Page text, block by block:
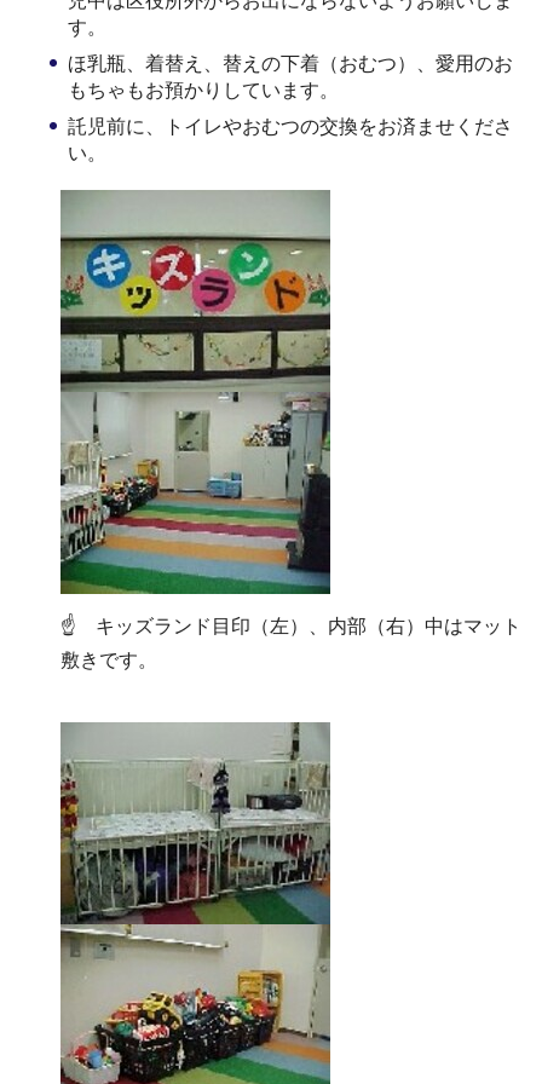
す。
ほ乳瓶、着替え、替えの下着（おむつ）、愛用のお
もちゃもお預かりしています。
託児前に、トイレやおむつの交換をお済ませくださ
い。
☝ キッズランド目印（左）、内部（右）中はマット
敷きです。